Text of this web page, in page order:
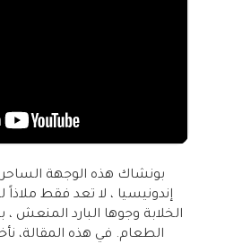
بونشاك هذه الوجهة
إندونيسيا ، لا تعد فقط
الخلابة وجوها البارد المنعش
الطعام. في هذه المقالة،